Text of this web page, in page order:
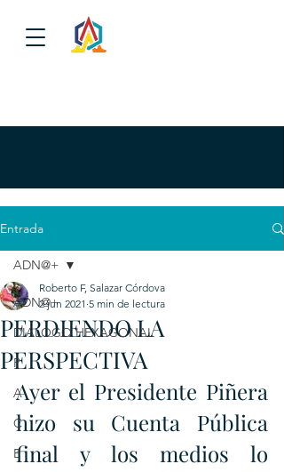
Entrada
ADN@+
DIALOGO HEXAGONAL
P
A
C
E
ADN@+
PERDIENDO LA
PERSPECTIVA
Roberto F, Salazar Córdova
2 jun 2021 5 min de lectura
Ayer el Presidente Piñera
hizo su Cuenta Pública
final y los medios lo